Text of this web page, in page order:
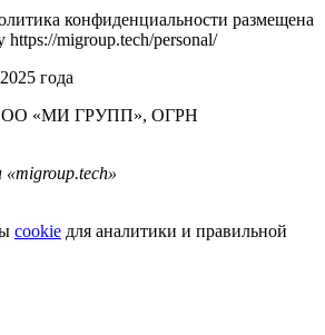
конфиденциальности размещена
https://migroup.tech/personal/
года
ООО «МИ ГРУПП», ОГРН
cookie для аналитики и правильной